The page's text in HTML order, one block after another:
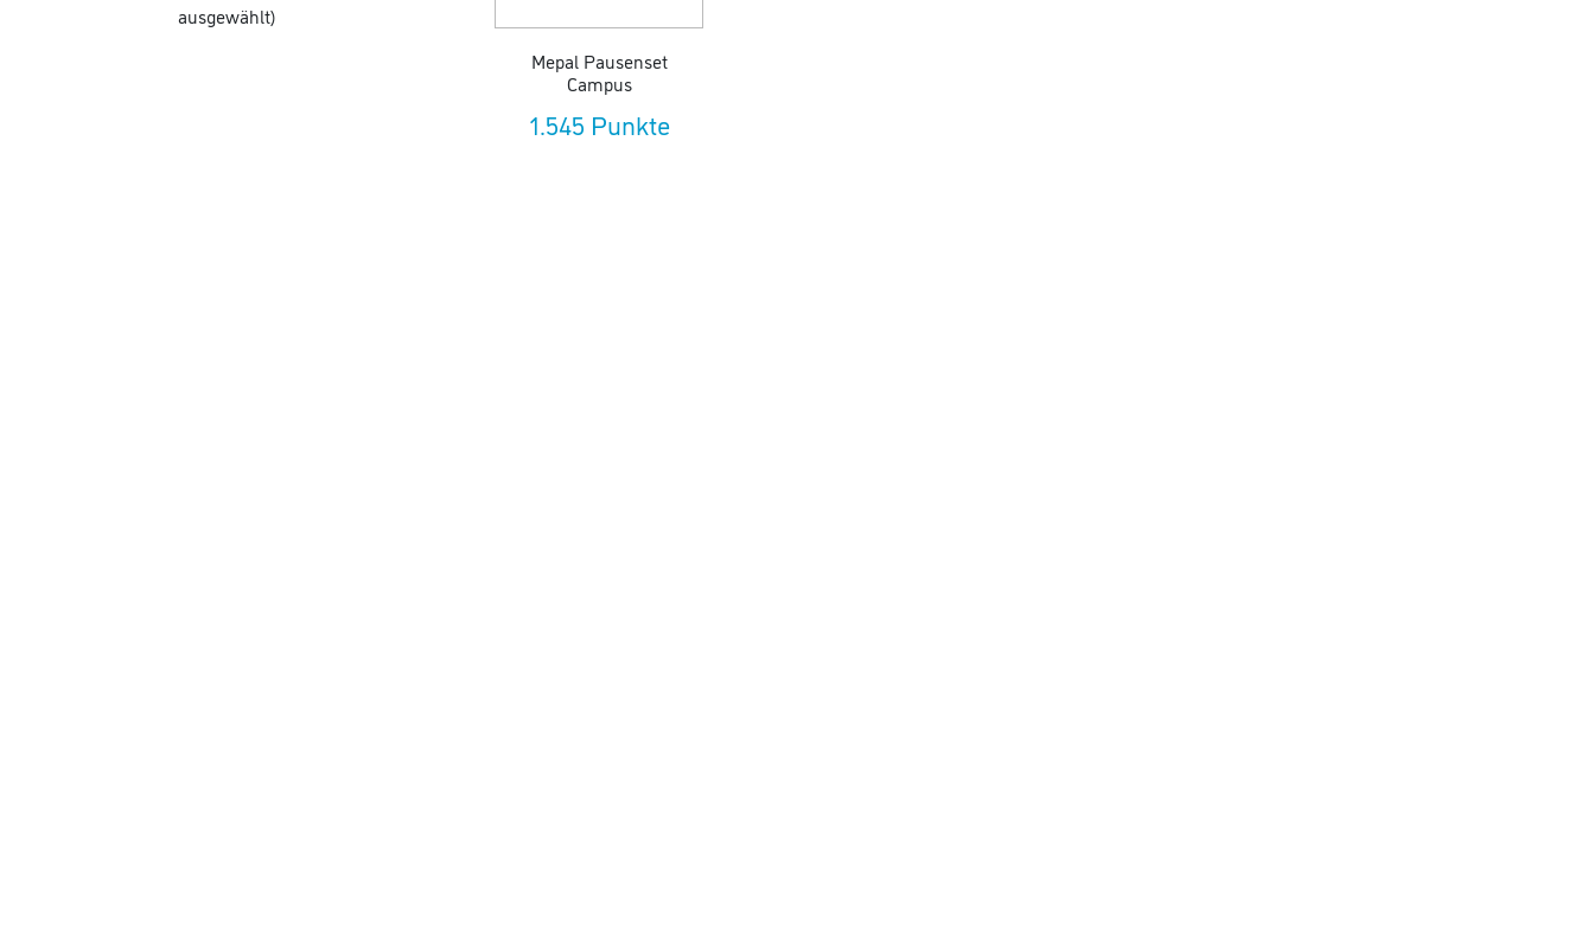
ausgewählt)
Mepal Pausenset
Campus
1.545 Punkte